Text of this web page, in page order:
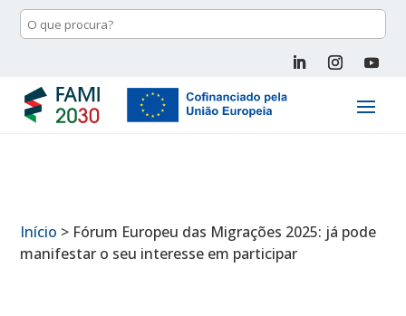
Início > Fórum Europeu das Migrações 2025: já pode
manifestar o seu interesse em participar